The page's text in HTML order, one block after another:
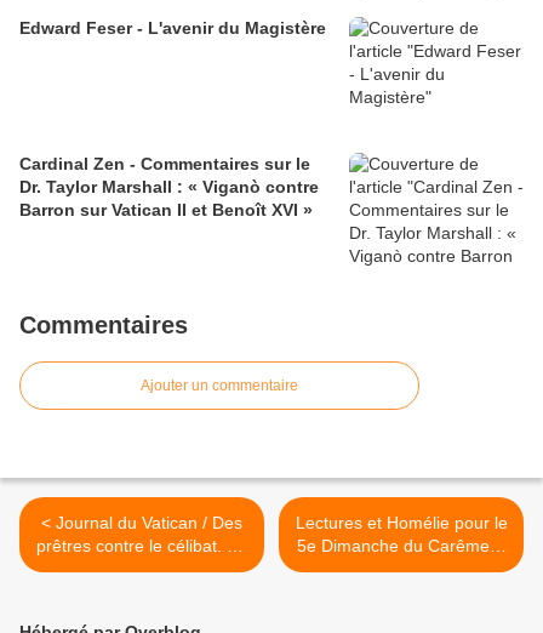
Edward Feser - L'avenir du Magistère
Cardinal Zen - Commentaires sur le
Dr. Taylor Marshall : « Viganò contre
Barron sur Vatican II et Benoît XVI »
Commentaires
Ajouter un commentaire
< Journal du Vatican / Des
prêtres contre le célibat. En
Autriche, c'est la deuxième
Lectures et Homélie pour le
5e Dimanche du Carême B
>